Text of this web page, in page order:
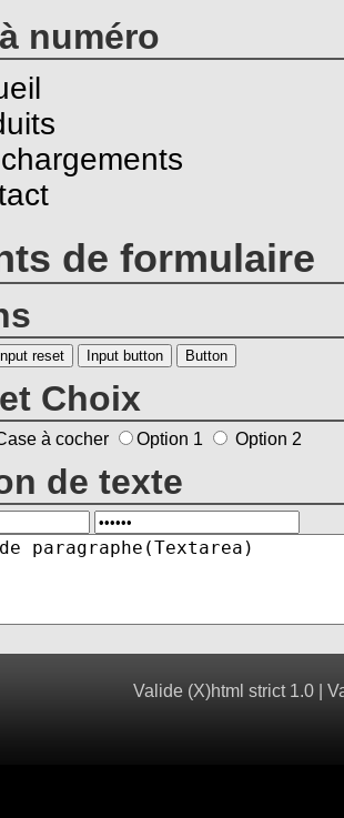
numéro
de formulaire
Button
Choix
à cocher Option 1 Option 2
de texte
Valide (X)html strict 1.0|